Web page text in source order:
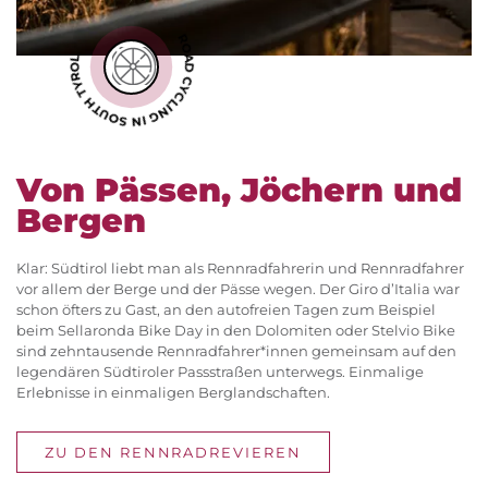
ROAD CYCLING IN SOUTH TYROL
Von Pässen, Jöchern und
Bergen
Klar: Südtirol liebt man als Rennradfahrerin und Rennradfahrer
vor allem der Berge und der Pässe wegen. Der Giro d’Italia war
schon öfters zu Gast, an den autofreien Tagen zum Beispiel
beim Sellaronda Bike Day in den Dolomiten oder Stelvio Bike
sind zehntausende Rennradfahrer*innen gemeinsam auf den
legendären Südtiroler Passstraßen unterwegs. Einmalige
Erlebnisse in einmaligen Berglandschaften.
ZU DEN RENNRADREVIEREN